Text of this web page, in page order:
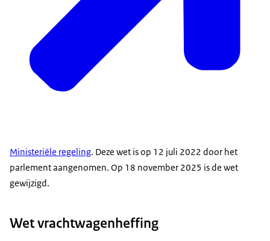
Ministeriële regeling. Deze wet is op 12 juli 2022 door het
parlement aangenomen. Op 18 november 2025 is de wet
gewijzigd.
Wet vrachtwagenheffing